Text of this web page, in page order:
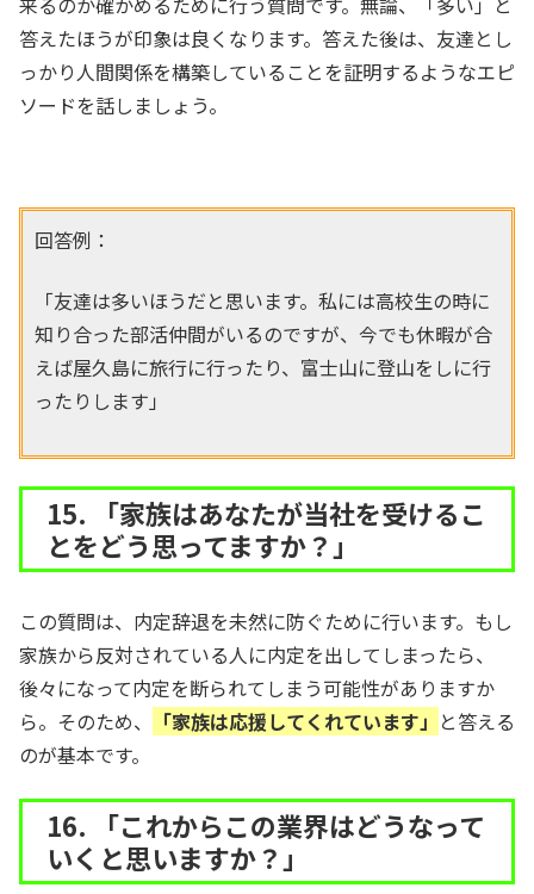
答えたほうが印象は良くなります。答えた後は、友達とし
っかり人間関係を構築していることを証明するようなエピ
ソードを話しましょう。
回答例：
「友達は多いほうだと思います。私には高校生の時に
知り合った部活仲間がいるのですが、今でも休暇が合
えば屋久島に旅行に行ったり、富士山に登山をしに行
ったりします」
15. 「家族はあなたが当社を受けるこ
とをどう思ってますか？」
この質問は、内定辞退を未然に防ぐために行います。もし
家族から反対されている人に内定を出してしまったら、
後々になって内定を断られてしまう可能性がありますか
ら。そのため、
「家族は応援してくれています」 と答える
のが基本です。
16. 「これからこの業界はどうなって
いくと思いますか？」